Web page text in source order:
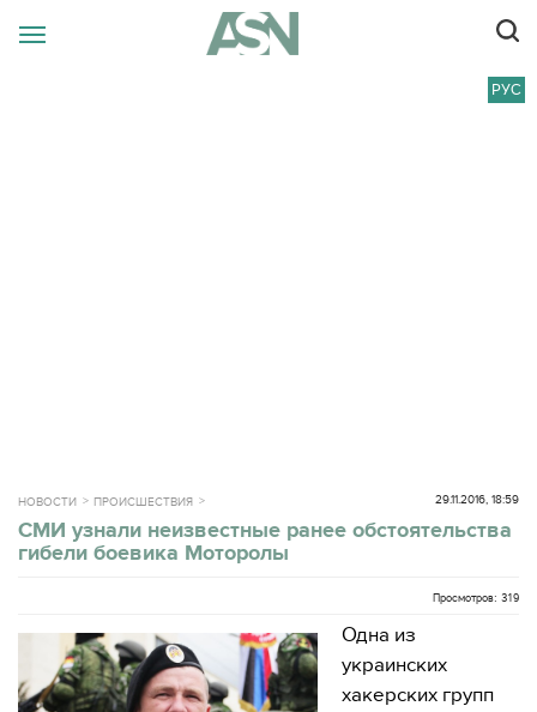
РУС
НОВОСТИ ПРОИСШЕСТВИЯ 29.11.2016, 18:59
СМИ узнали неизвестные ранее обстоятельства
гибели боевика Моторолы
Просмотров: 319
Одна из
украинских
хакерских групп